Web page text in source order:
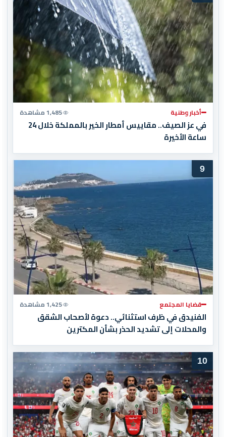
أخبار وطنية 1,485 مشاهدة
في عز الصيف.. مقاييس أمطار الخير بالمملكة خلال 24
ساعة الأخيرة
9
قضايا المجتمع 1,425 مشاهدة
الفنيدق في ظرف استثنائي.. دعوة لأصحاب الشقق
والمحلات إلى تشديد الحذر بشأن المكترين
10